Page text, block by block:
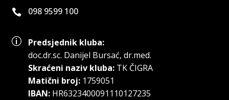
 098 9599 100
p
Predsjednik kluba:
doc.dr.sc. Danijel Bursać, dr.med.
Skraćeni naziv kluba:TK ČIGRA
Matični broj:1759051
IBAN:HR6323400091110127235